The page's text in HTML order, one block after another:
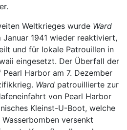
Weltkrieges wurde Ward
1941 wieder reaktiviert,
und für lokale Patrouillen in
eingesetzt. Der Überfall der
Harbor am 7. Dezember
Ward patrouillierte zur
von Pearl Harbor
Kleinst-U-Boot, welche
versenkt